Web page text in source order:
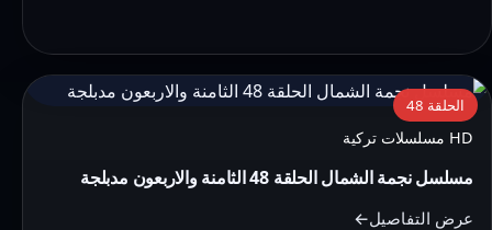
التفاصيل:
مسلسل
نجمة
الشمال
الحلقة
الحلقة 48
HD مسلسلات تركية
مسلسل نجمة الشمال الحلقة 48 الثامنة والاربعون مدبلجة
عرض التفاصيل